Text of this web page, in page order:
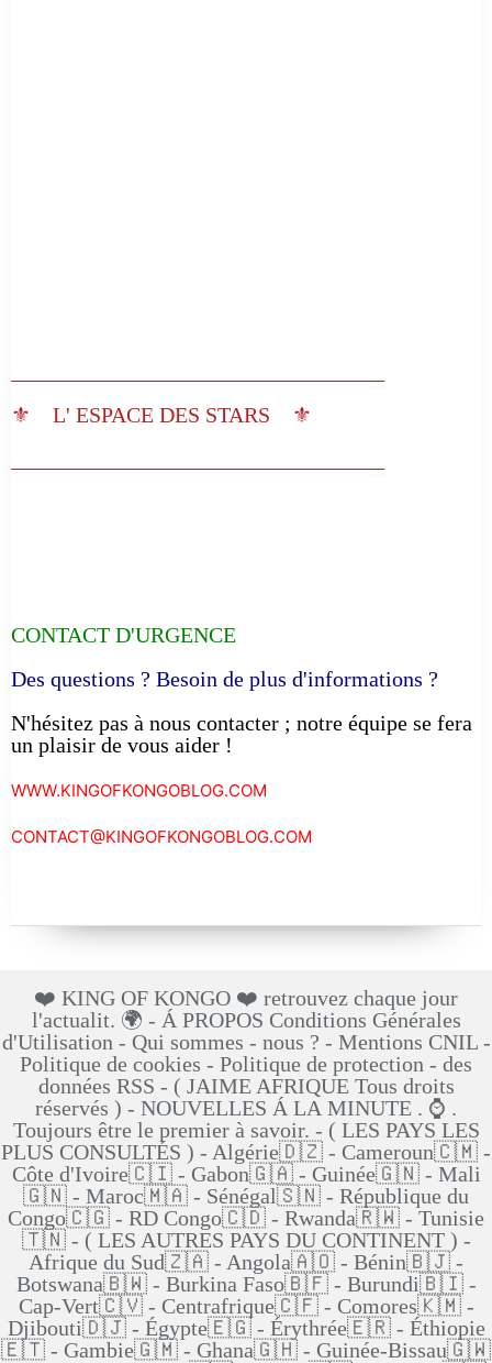
⚜️ L' ESPACE DES STARS ⚜️
CONTACT D'URGENCE
Des questions ? Besoin de plus d'informations ?
N'hésitez pas à nous contacter ; notre équipe se fera
un plaisir de vous aider !
WWW.KINGOFKONGOBLOG.COM
CONTACT@KINGOFKONGOBLOG.COM
❤️ KING OF KONGO ❤️ retrouvez chaque jour
l'actualit. 🌍 - Á PROPOS Conditions Générales
d'Utilisation - Qui sommes - nous ? - Mentions CNIL -
Politique de cookies - Politique de protection - des
données RSS - ( JAIME AFRIQUE Tous droits
réservés ) - NOUVELLES Á LA MINUTE . ⌚ .
Toujours être le premier à savoir. - ( LES PAYS LES
PLUS CONSULTÉS ) - Algérie🇩🇿 - Cameroun🇨🇲 -
Côte d'Ivoire🇨🇮 - Gabon🇬🇦 - Guinée🇬🇳 - Mali
🇬🇳 - Maroc🇲🇦 - Sénégal🇸🇳 - République du
Congo🇨🇬 - RD Congo🇨🇩 - Rwanda🇷🇼 - Tunisie
🇹🇳 - ( LES AUTRES PAYS DU CONTINENT ) -
Afrique du Sud🇿🇦 - Angola🇦🇴 - Bénin🇧🇯 -
Botswana🇧🇼 - Burkina Faso🇧🇫 - Burundi🇧🇮 -
Cap-Vert🇨🇻 - Centrafrique🇨🇫 - Comores🇰🇲 -
Djibouti🇩🇯 - Égypte🇪🇬 - Érythrée🇪🇷 - Éthiopie
🇪🇹 - Gambie🇬🇲 - Ghana🇬🇭 - Guinée-Bissau🇬🇼